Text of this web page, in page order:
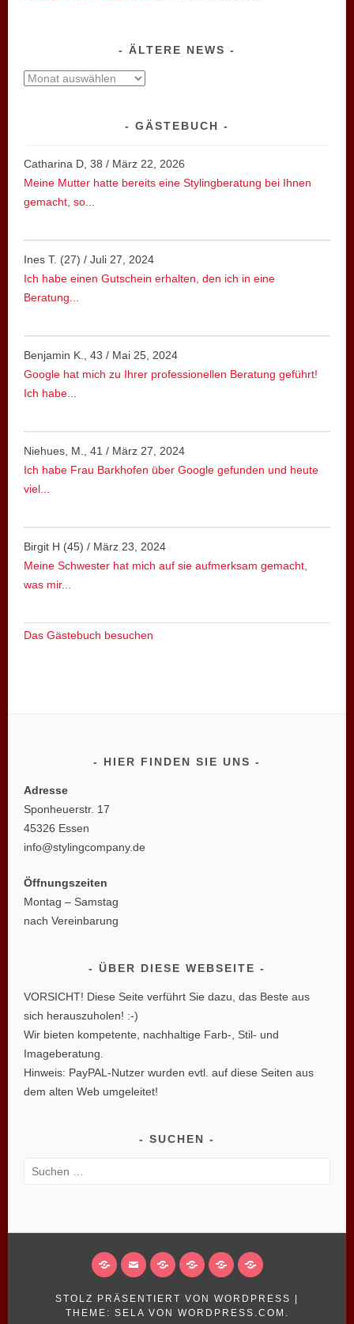
ÄLTERE NEWS
ältere
GÄSTEBUCH
Catharina D, 38 / März 22, 2026
Meine Mutter hatte bereits eine Stylingberatung bei Ihnen
gemacht, so...
Ines T. (27) /Juli 27, 2024
Ich habe einen Gutschein erhalten, den ich in eine
Beratung...
Benjamin K., 43 / Mai 25, 2024
Google hat mich zu Ihrer professionellen Beratung geführt!
Ich habe...
Niehues, M., 41 / März 27, 2024
Ich habe Frau Barkhofen über Google gefunden und heute
viel...
Birgit H (45) / März 23, 2024
Meine Schwester hat mich auf sie aufmerksam gemacht,
was mir...
Das Gästebuch besuchen
HIER FINDEN SIE UNS
Adresse
Sponheuerstr. 17
45326 Essen
info@stylingcompany.de
Öffnungszeiten
Montag – Samstag
nach Vereinbarung
ÜBER DIESE WEBSEITE
VORSICHT! Diese Seite verführt Sie dazu, das Beste aus
sich herauszuholen! :-)
Wir bieten kompetente, nachhaltige Farb-, Stil- und
Imageberatung.
Hinweis: PayPAL-Nutzer wurden evtl. auf diese Seiten aus
dem alten Web umgeleitet!
SUCHEN
Suchen
EINSTELLUNGEN
ÄNDERN
DER
PRIVATSPHÄRE-
WIDERRUFEN
STOLZ PRÄSENTIERT VON WORDPRESS
THEME: SELA VON WORDPRESS.COM .